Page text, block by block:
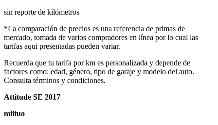
sin reporte de kilómetros
*La comparación de precios es una referencia de primas de
mercado, tomada de varios compradores en línea por lo cual las
tarifas aqui presentadas pueden variar.
Recuerda que tu tarifa por km es personalizada y depende de
factores como: edad, género, tipo de garaje y modelo del auto.
Consulta términos y condiciones.
Attitude SE 2017
miituo